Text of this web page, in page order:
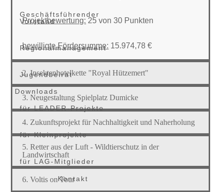
Geschäftsführender
Vorstand
Regionalmanagement
Jugendbeirat
Downloads
für LEADER-Projekte
für Kleinprojekte
für LAG-Mitglieder
Kontakt
Projektbewertung: 25 von 30 Punkten
bewilligte Fördersumme: 15.974,78 €
2. Insektenhotelkette "Royal Hützemert"
3. Neugestaltung Spielplatz Dumicke
4. Zukunftsprojekt für Nachhaltigkeit und Naherholung
5. Retter aus der Luft - Wildtierschutz in der
Landwirtschaft
6. Voltis on Tour